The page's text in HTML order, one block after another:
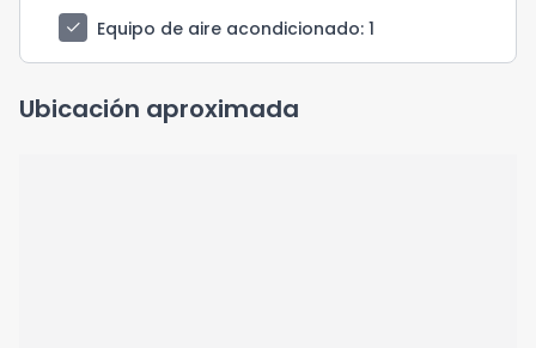
check Equipo de aire acondicionado: 1
Ubicación aproximada